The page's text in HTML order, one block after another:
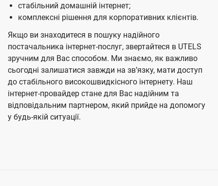
стабільний домашній інтернет;
комплексні рішення для корпоративних клієнтів.
Якщо ви знаходитеся в пошуку надійного
постачальника інтернет-послуг, звертайтеся в UTELS
зручним для Вас способом. Ми знаємо, як важливо
сьогодні залишатися завжди на звʼязку, мати доступ
до стабільного високошвидкісного інтернету. Наш
інтернет-провайдер стане для Вас надійним та
відповідальним партнером, який прийде на допомогу
у будь-якій ситуації.